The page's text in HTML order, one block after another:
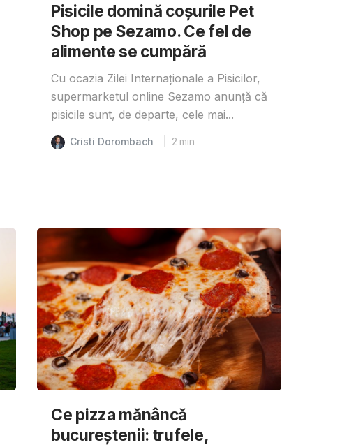
Pisicile domină coșurile Pet
Shop pe Sezamo. Ce fel de
alimente se cumpără
Cu ocazia Zilei Internaționale a Pisicilor,
supermarketul online Sezamo anunță că
pisicile sunt, de departe, cele mai...
Cristi Dorombach 2 min
Ce pizza mănâncă
bucureștenii: trufele,